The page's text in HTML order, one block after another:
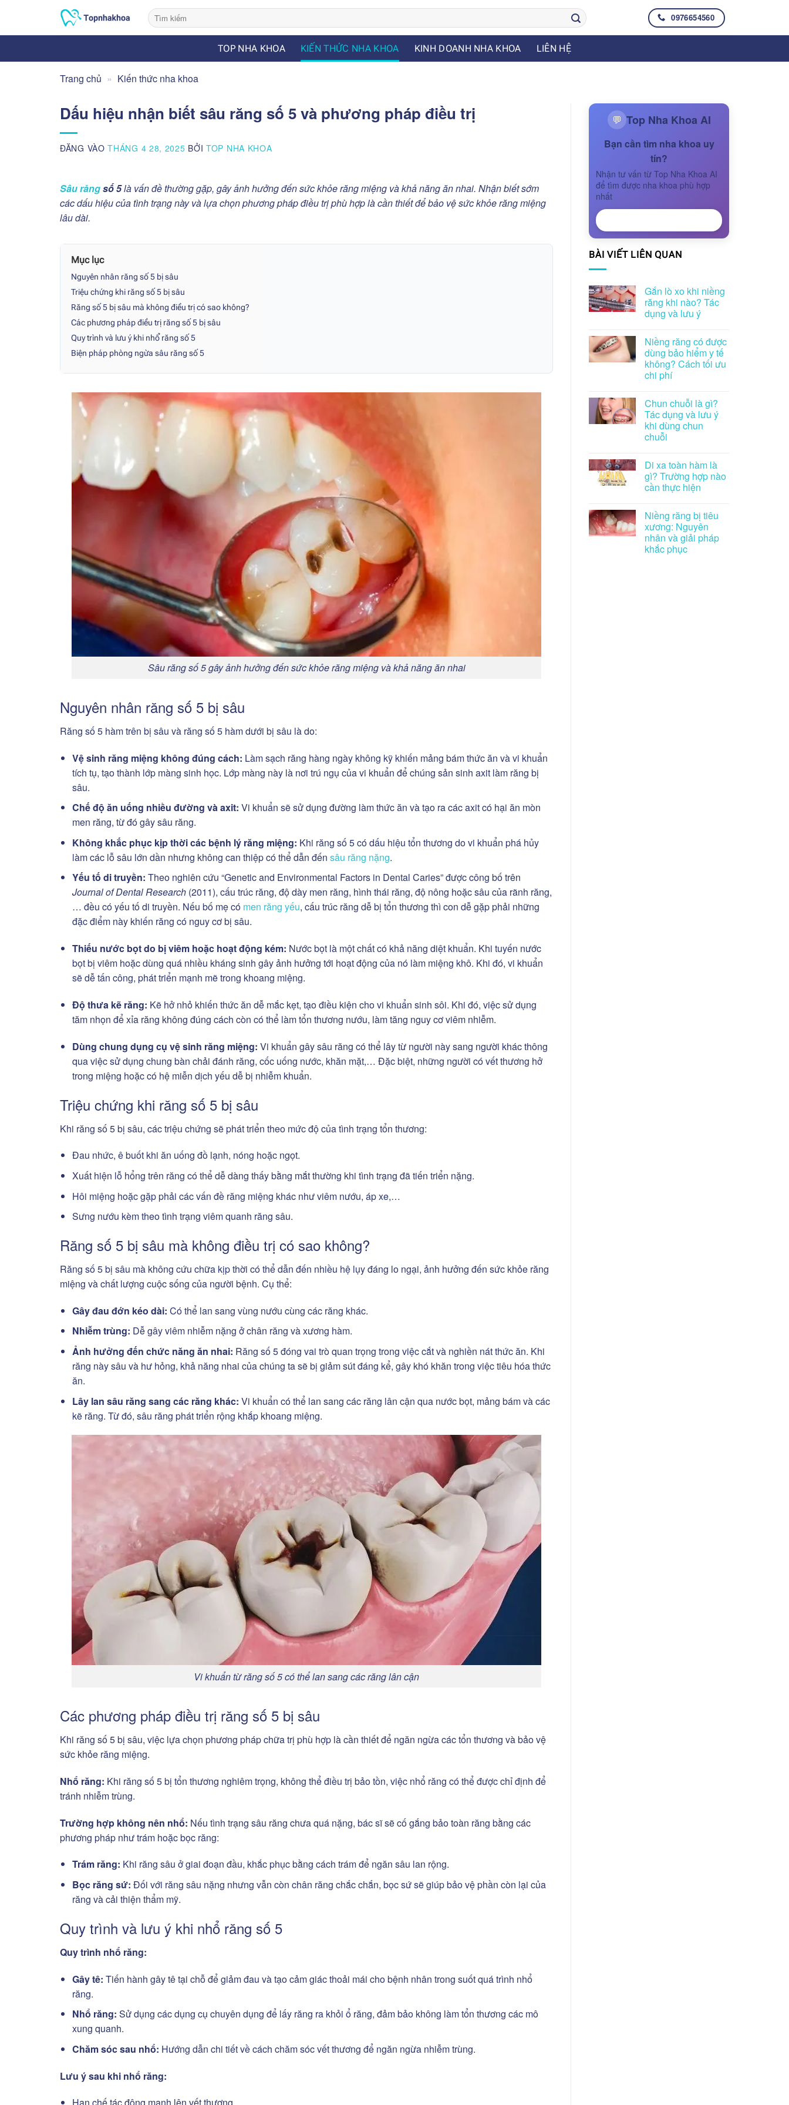
nội
0976654560
TOP NHA KHOA KIẾN THỨC NHA KHOA KINH DOANH NHA KHOA LIÊN HỆ
Trang chủ » Kiến thức nha khoa
Dấu hiệu nhận biết sâu răng số 5 và phương pháp điều trị
ĐĂNG VÀOTHÁNG 4 28, 2025 BỞITOP NHA KHOA
Sâu răngsố 5là vấn đề thường gặp, gây ảnh hưởng đến sức khỏe răng miệng và khả năng ăn nhai. Nhận biết sớm
các dấu hiệu của tình trạng này và lựa chọn phương pháp điều trị phù hợp là cần thiết để bảo vệ sức khỏe răng miệng
lâu dài.
Mục lục
Nguyên nhân răng số 5 bị sâu
Triệu chứng khi răng số 5 bị sâu
Răng số 5 bị sâu mà không điều trị có sao không?
Các phương pháp điều trị răng số 5 bị sâu
Quy trình và lưu ý khi nhổ răng số 5
Biện pháp phòng ngừa sâu răng số 5
Sâu răng số 5 gây ảnh hưởng đến sức khỏe răng miệng và khả năng ăn nhai
Nguyên nhân răng số 5 bị sâu
Răng số 5 hàm trên bị sâu và răng số 5 hàm dưới bị sâu là do:
Vệ sinh răng miệng không đúng cách: Làm sạch răng hàng ngày không kỹ khiến mảng bám thức ăn và vi khuẩn
tích tụ, tạo thành lớp màng sinh học. Lớp màng này là nơi trú ngụ của vi khuẩn để chúng sản sinh axit làm răng bị
sâu.
Chế độ ăn uống nhiều đường và axit: Vi khuẩn sẽ sử dụng đường làm thức ăn và tạo ra các axit có hại ăn mòn
men răng, từ đó gây sâu răng.
Không khắc phục kịp thời các bệnh lý răng miệng: Khi răng số 5 có dấu hiệu tổn thương do vi khuẩn phá hủy
làm các lỗ sâu lớn dần nhưng không can thiệp có thể dẫn đến sâu răng nặng.
Yếu tố di truyền: Theo nghiên cứu “Genetic and Environmental Factors in Dental Caries”được công bố trên
Journal of Dental Research(2011), cấu trúc răng, độ dày men răng, hình thái răng, độ nông hoặc sâu của rãnh răng,
… đều có yếu tố di truyền. Nếu bố mẹ có men răng yếu, cấu trúc răng dễ bị tổn thương thì con dễ gặp phải những
đặc điểm này khiến răng có nguy cơ bị sâu.
Thiếu nước bọt do bị viêm hoặc hoạt động kém: Nước bọt là một chất có khả năng diệt khuẩn. Khi tuyến nước
bọt bị viêm hoặc dùng quá nhiều kháng sinh gây ảnh hưởng tới hoạt động của nó làm miệng khô. Khi đó, vi khuẩn
sẽ dễ tấn công, phát triển mạnh mẽ trong khoang miệng.
Độ thưa kẽ răng: Kẽ hở nhỏ khiến thức ăn dễ mắc kẹt, tạo điều kiện cho vi khuẩn sinh sôi. Khi đó, việc sử dụng
tăm nhọn để xỉa răng không đúng cách còn có thể làm tổn thương nướu, làm tăng nguy cơ viêm nhiễm.
Dùng chung dụng cụ vệ sinh răng miệng: Vi khuẩn gây sâu răng có thể lây từ người này sang người khác thông
qua việc sử dụng chung bàn chải đánh răng, cốc uống nước, khăn mặt,… Đặc biệt, những người có vết thương hở
trong miệng hoặc có hệ miễn dịch yếu dễ bị nhiễm khuẩn.
Triệu chứng khi răng số 5 bị sâu
Khi răng số 5 bị sâu, các triệu chứng sẽ phát triển theo mức độ của tình trạng tổn thương:
Đau nhức, ê buốt khi ăn uống đồ lạnh, nóng hoặc ngọt.
Xuất hiện lỗ hổng trên răng có thể dễ dàng thấy bằng mắt thường khi tình trạng đã tiến triển nặng.
Hôi miệng hoặc gặp phải các vấn đề răng miệng khác như viêm nướu, áp xe,…
Sưng nướu kèm theo tình trạng viêm quanh răng sâu.
Răng số 5 bị sâu mà không điều trị có sao không?
Răng số 5 bị sâu mà không cứu chữa kịp thời có thể dẫn đến nhiều hệ lụy đáng lo ngại, ảnh hưởng đến sức khỏe răng
miệng và chất lượng cuộc sống của người bệnh. Cụ thể:
Gây đau đớn kéo dài: Có thể lan sang vùng nướu cùng các răng khác.
Nhiễm trùng: Dễ gây viêm nhiễm nặng ở chân răng và xương hàm.
Ảnh hưởng đến chức năng ăn nhai: Răng số 5 đóng vai trò quan trọng trong việc cắt và nghiền nát thức ăn. Khi
răng này sâu và hư hỏng, khả năng nhai của chúng ta sẽ bị giảm sút đáng kể, gây khó khăn trong việc tiêu hóa thức
ăn.
Lây lan sâu răng sang các răng khác: Vi khuẩn có thể lan sang các răng lân cận qua nước bọt, mảng bám và các
kẽ răng. Từ đó, sâu răng phát triển rộng khắp khoang miệng.
Vi khuẩn từ răng số 5 có thể lan sang các răng lân cận
Các phương pháp điều trị răng số 5 bị sâu
Khi răng số 5 bị sâu, việc lựa chọn phương pháp chữa trị phù hợp là cần thiết để ngăn ngừa các tổn thương và bảo vệ
sức khỏe răng miệng.
Nhổ răng: Khi răng số 5 bị tổn thương nghiêm trọng, không thể điều trị bảo tồn, việc nhổ răng có thể được chỉ định để
tránh nhiễm trùng.
Trường hợp không nên nhổ: Nếu tình trạng sâu răng chưa quá nặng, bác sĩ sẽ cố gắng bảo toàn răng bằng các
phương pháp như trám hoặc bọc răng:
Trám răng: Khi răng sâu ở giai đoạn đầu, khắc phục bằng cách trám để ngăn sâu lan rộng.
Bọc răng sứ: Đối với răng sâu nặng nhưng vẫn còn chân răng chắc chắn, bọc sứ sẽ giúp bảo vệ phần còn lại của
răng và cải thiện thẩm mỹ.
Quy trình và lưu ý khi nhổ răng số 5
Quy trình nhổ răng:
Gây tê: Tiến hành gây tê tại chỗ để giảm đau và tạo cảm giác thoải mái cho bệnh nhân trong suốt quá trình nhổ
răng.
Nhổ răng: Sử dụng các dụng cụ chuyên dụng để lấy răng ra khỏi ổ răng, đảm bảo không làm tổn thương các mô
xung quanh.
Chăm sóc sau nhổ: Hướng dẫn chi tiết về cách chăm sóc vết thương để ngăn ngừa nhiễm trùng.
Lưu ý sau khi nhổ răng:
💬 Top Nha Khoa AI
Bạn cần tìm nha khoa uy
tín?
Nhận tư vấn từ Top Nha Khoa AI
để tìm được nha khoa phù hợp
nhất
BÀI VIẾT LIÊN QUAN
Gắn lò xo khi niềng
răng khi nào? Tác
dụng và lưu ý
Niềng răng có được
dùng bảo hiểm y tế
không? Cách tối ưu
chi phí
Chun chuỗi là gì?
Tác dụng và lưu ý
khi dùng chun
chuỗi
Di xa toàn hàm là
gì? Trường hợp nào
cần thực hiện
Niềng răng bị tiêu
xương: Nguyên
nhân và giải pháp
khắc phục